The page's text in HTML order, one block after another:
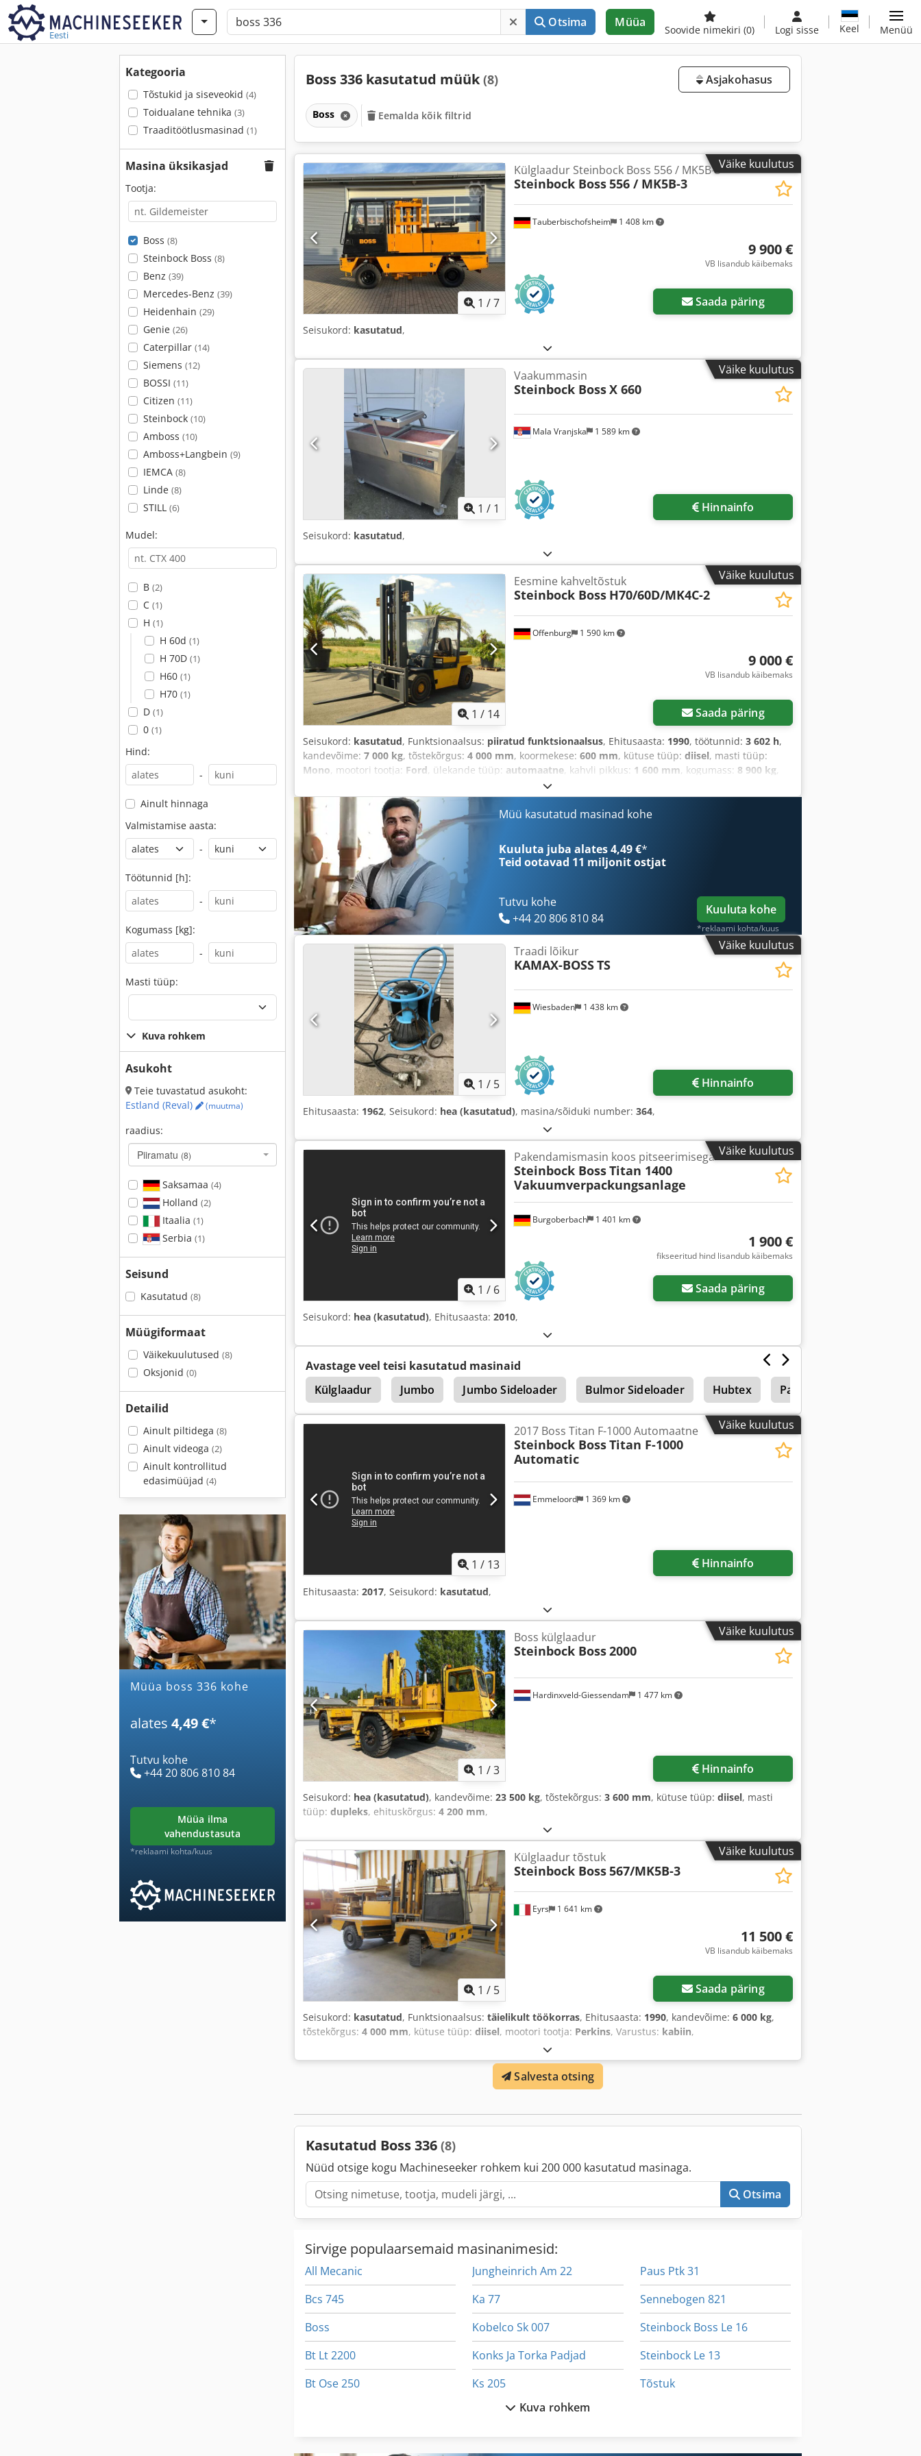
Eesti
Otsima Müüa
Soovide nimekiri (0) Logi sisse Keel Menüü
Kategooria
Tõstukid ja siseveokid (4)
Toidualane tehnika (3)
Traaditöötlusmasinad (1)
Masina üksikasjad
Tootja:
Boss (8)
Steinbock Boss (8)
Benz (39)
Mercedes-Benz (39)
Heidenhain (29)
Genie (26)
Caterpillar (14)
Siemens (12)
BOSSI (11)
Citizen (11)
Steinbock (10)
Amboss (10)
Amboss+Langbein (9)
IEMCA (8)
Linde (8)
STILL (6)
Mudel:
B (2)
C (1)
H (1)
H 60d (1)
H 70D (1)
H60 (1)
H70 (1)
D (1)
0 (1)
Hind:
-
Ainult hinnaga
Valmistamise aasta:
-
Töötunnid [h]:
-
Kogumass [kg]:
-
Masti tüüp:
Kuva rohkem
Asukoht
Teie tuvastatud asukoht:
Estland (Reval)
(muutma)
raadius:
Piiramatu (8)
Saksamaa (4)
Holland (2)
Itaalia (1)
Serbia (1)
Seisund
Kasutatud (8)
Müügiformaat
Väikekuulutused (8)
Oksjonid (0)
Detailid
Ainult piltidega (8)
Ainult videoga (2)
Ainult kontrollitud
edasimüüjad (4)
Müüa boss 336 kohe
alates 4,49 €*
Tutvu kohe
+44 20 806 810 84
müüa ilma
vahendustasuta
*reklaami kohta/kuus
Boss 336 kasutatud müük (8) Asjakohasus
Boss Eemalda kõik filtrid
Väike kuulutus
1 /7
Tauberbischofsheim 1 408 km
Külglaadur Steinbock Boss 556 / MK5B-3
Steinbock Boss556 / MK5B-3
9 900 €
VB lisandub käibemaks
Saada päring
Seisukord: kasutatud,
Väike kuulutus
1 / 1
Mala Vranjska 1 589 km
Vaakummasin
Steinbock BossX 660
Hinnainfo
Seisukord: kasutatud,
Väike kuulutus
1 / 14
Offenburg 1 590 km
Eesmine kahveltõstuk
Steinbock Boss H70/60D/MK4C-2
9 000 €
VB lisandub käibemaks
Saada päring
Seisukord: kasutatud, Funktsionaalsus: piiratud funktsionaalsus, Ehitusaasta: 1990, töötunnid: 3 602 h,
kandevõime: 7 000 kg, tõstekõrgus: 4 000 mm, koormekese: 600 mm, kütuse tüüp: diisel, masti tüüp:
Mono, mootori tootja: Ford, ülekande tüüp: automaatne, kahvli pikkus: 1 600 mm, kogumass: 8 900 kg,
Müü kasutatud masinad kohe
Kuuluta juba alates 4,49 €*
Teid ootavad 11 miljonit ostjat
Tutvu kohe
+44 20 806 810 84
Kuuluta kohe
*reklaami kohta/kuus
Väike kuulutus
1 / 5
Wiesbaden 1 438 km
Traadi lõikur
KAMAX-BOSSTS
Hinnainfo
Ehitusaasta: 1962, Seisukord: hea (kasutatud), masina/sõiduki number: 364,
Väike kuulutus
1 / 6
Burgoberbach 1 401 km
Pakendamismasin koos pitseerimisega
Steinbock BossTitan 1400
Vakuumverpackungsanlage
1 900 €
fikseeritud hind lisandub käibemaks
Saada päring
Seisukord: hea (kasutatud), Ehitusaasta: 2010,
Avastage veel teisi kasutatud masinaid
Külglaadur
Jumbo Jumbo Sideloader Bulmor Sideloader Hubtex Pakkemasinad
Metalliotsija Skeem Cartoner
Väike kuulutus
1 / 13
Emmeloord 1 369 km
2017 Boss Titan F-1000 Automaatne
Steinbock BossTitan F-1000
Automatic
Hinnainfo
Ehitusaasta: 2017, Seisukord: kasutatud,
Väike kuulutus
1 /3
Hardinxveld-Giessendam 1 477 km
Boss külglaadur
Steinbock Boss2000
Hinnainfo
Seisukord: hea (kasutatud), kandevõime: 23 500 kg, tõstekõrgus: 3 600 mm, kütuse tüüp: diisel, masti
tüüp: dupleks, ehituskõrgus: 4 200 mm,
Väike kuulutus
1 / 5
Eyrs 1 641 km
Külglaadur tõstuk
Steinbock Boss567/MK5B-3
11 500 €
VB lisandub käibemaks
Saada päring
Seisukord: kasutatud, Funktsionaalsus: täielikult töökorras, Ehitusaasta: 1990, kandevõime: 6 000 kg,
tõstekõrgus: 4 000 mm, kütuse tüüp: diisel, mootori tootja: Perkins, Varustus: kabiin,
Salvesta otsing
Kasutatud Boss 336 (8)
Nüüd otsige kogu Machineseeker rohkem kui 200 000 kasutatud masinaga.
Otsima
Sirvige populaarsemaid masinanimesid:
All Mecanic
Bcs 745
Boss
Bt Lt 2200
Bt Ose 250
Jungheinrich Am 22
Ka 77
Kobelco Sk 007
Konks Ja Torka Padjad
Ks 205
Paus Ptk 31
Sennebogen 821
Steinbock Boss Le 16
Steinbock Le 13
Tõstuk
Kuva rohkem